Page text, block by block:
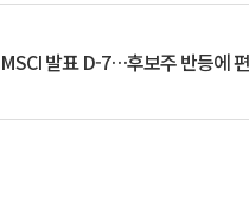
MSCI 발표 D-7…후보주 반등에